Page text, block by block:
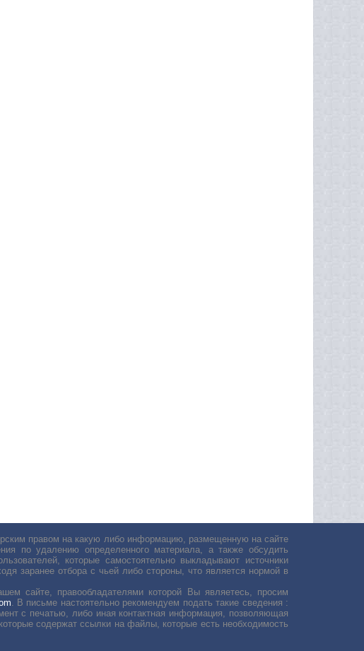
правом на какую либо информацию, размещенную на сайте
по удалению определенного материала, а также обсудить
которые самостоятельно выкладывают источники
заранее отбора с чьей либо стороны, что является нормой в
сайте, правообладателями которой Вы являетесь, просим
. В письме настоятельно рекомендуем подать такие сведения :
с печатью, либо иная контактная информация, позволяющая
содержат ссылки на файлы, которые есть необходимость